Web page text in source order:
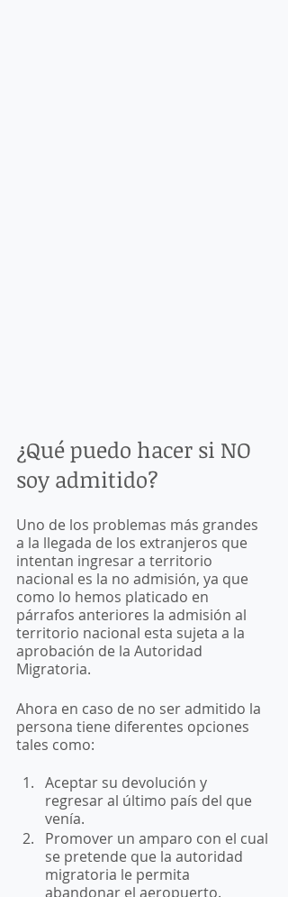
¿Qué puedo hacer si NO
soy admitido?
Uno de los problemas más grandes
a la llegada de los extranjeros que
intentan ingresar a territorio
nacional es la no admisión, ya que
como lo hemos platicado en
párrafos anteriores la admisión al
territorio nacional esta sujeta a la
aprobación de la Autoridad
Migratoria.
Ahora en caso de no ser admitido la
persona tiene diferentes opciones
tales como:
Aceptar su devolución y
regresar al último país del que
venía.
Promover un amparo con el cual
se pretende que la autoridad
migratoria le permita
abandonar el aeropuerto.